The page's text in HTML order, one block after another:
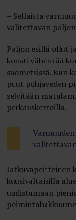
– Sellaista
valitettavan
Paljon esillä ollut
konsti vähentää
suometsissä. Kun
puut pohjaveden
selvitään
perkauskerroilla.
Jatkuvapeitteinen
kuusivaltaisilla
uudistumaan